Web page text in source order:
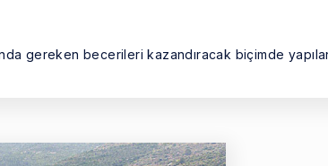
gereken becerileri kazandıracak biçimde